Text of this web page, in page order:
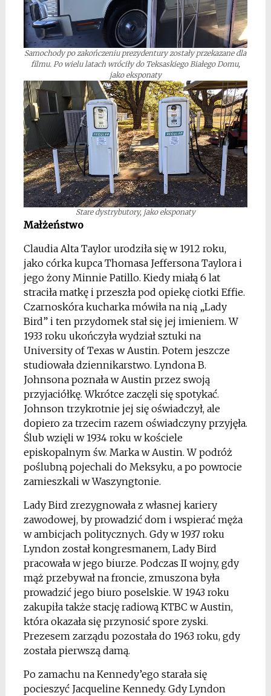
Samochody po zakończeniu prezydentury zostały przekazane dla
filmu. Po wielu latach wróciły do Teksaskiego Białego Domu,
jako eksponaty
Stare dystrybutory, jako eksponaty
Małżeństwo
Claudia Alta Taylor urodziła się w 1912 roku,
jako córka kupca Thomasa Jeffersona Taylora i
jego żony Minnie Patillo. Kiedy miałą 6 lat
straciła matkę i przeszła pod opiekę ciotki Effie.
Czarnoskóra kucharka mówiła na nią „Lady
Bird” i ten przydomek stał się jej imieniem. W
1933 roku ukończyła wydział sztuki na
University of Texas w Austin. Potem jeszcze
studiowała dziennikarstwo. Lyndona B.
Johnsona poznała w Austin przez swoją
przyjaciółkę. Wkrótce zaczęli się spotykać.
Johnson trzykrotnie jej się oświadczył, ale
dopiero za trzecim razem oświadczyny przyjęła.
Ślub wzięli w 1934 roku w kościele
episkopalnym św. Marka w Austin. W podróż
poślubną pojechali do Meksyku, a po powrocie
zamieszkali w Waszyngtonie.
Lady Bird zrezygnowała z własnej kariery
zawodowej, by prowadzić dom i wspierać męża
w ambicjach politycznych. Gdy w 1937 roku
Lyndon został kongresmanem, Lady Bird
pracowała w jego biurze. Podczas II wojny, gdy
mąż przebywał na froncie, zmuszona była
prowadzić jego biuro poselskie. W 1943 roku
zakupiła także stację radiową KTBC w Austin,
która okazała się przynosić spore zyski.
Prezesem zarządu pozostała do 1963 roku, gdy
została pierwszą damą.
Po zamachu na Kennedy’ego starała się
pocieszyć Jacqueline Kennedy. Gdy Lyndon